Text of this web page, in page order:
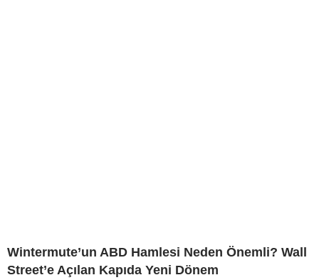
Wintermute’un ABD Hamlesi Neden Önemli? Wall
Street’e Açılan Kapıda Yeni Dönem